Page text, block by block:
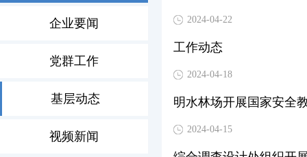
企业要闻
党群工作
基层动态
视频新闻
2024-04-22
工作动态
2024-04-18
明水林场开展国家安全
2024-04-15